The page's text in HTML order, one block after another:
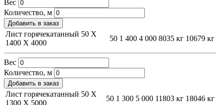
Вес
Количество, м
Добавить в заказ
Лист горячекатанный 50 Х
1400 Х 4000
50 1 400 4 000 8035 кг 10679 кг
Вес
Количество, м
Добавить в заказ
Лист горячекатанный 50 Х
1300 Х 5000
50 1 300 5 000 11803 кг 18046 кг